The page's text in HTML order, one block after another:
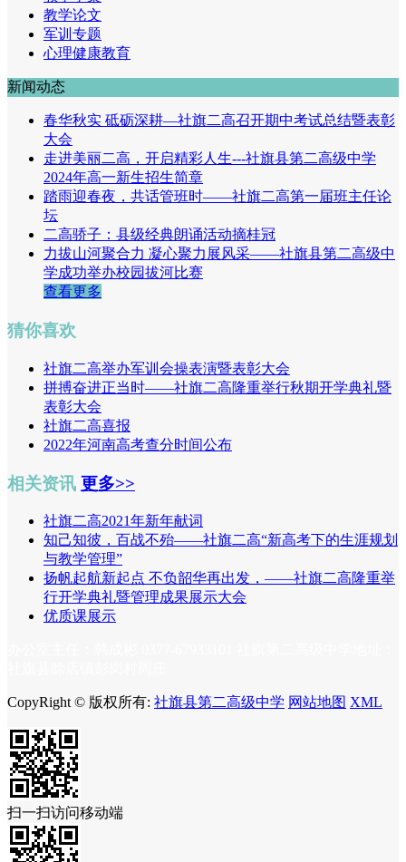
教学论文
军训专题
心理健康教育
新闻动态
春华秋实 砥砺深耕—社旗二高召开期中考试总结暨表彰
大会
走进美丽二高，开启精彩人生---社旗县第二高级中学
2024年高一新生招生简章
踏雨迎春夜，共话管班时——社旗二高第一届班主任论
坛
二高骄子：县级经典朗诵活动摘桂冠
力拔山河聚合力 凝心聚力展风采——社旗县第二高级中
学成功举办校园拔河比赛
查看更多
猜你喜欢
社旗二高举办军训会操表演暨表彰大会
拼搏奋进正当时——社旗二高隆重举行秋期开学典礼暨
表彰大会
社旗二高喜报
2022年河南高考查分时间公布
相关资讯 更多>>
社旗二高2021年新年献词
知己知彼，百战不殆——社旗二高“新高考下的生涯规划
与教学管理”
扬帆起航新起点 不负韶华再出发，——社旗二高隆重举
行开学典礼暨管理成果展示大会
优质课展示
CopyRight © 版权所有: 社旗县第二高级中学 网站地图 XML
扫一扫访问移动端